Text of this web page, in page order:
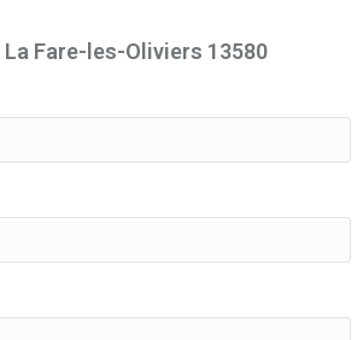
Fare-les-Oliviers 13580